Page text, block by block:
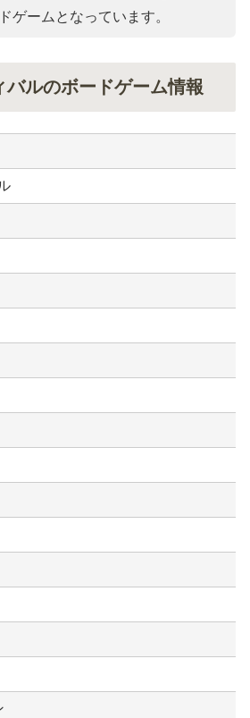
ゲームとなっています。
バルのボードゲーム情報